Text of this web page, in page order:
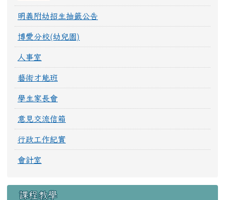
明義附幼招生抽籤公告
博愛分校(幼兒園)
人事室
藝術才能班
學生家長會
意見交流信箱
行政工作紀實
會計室
課程教學